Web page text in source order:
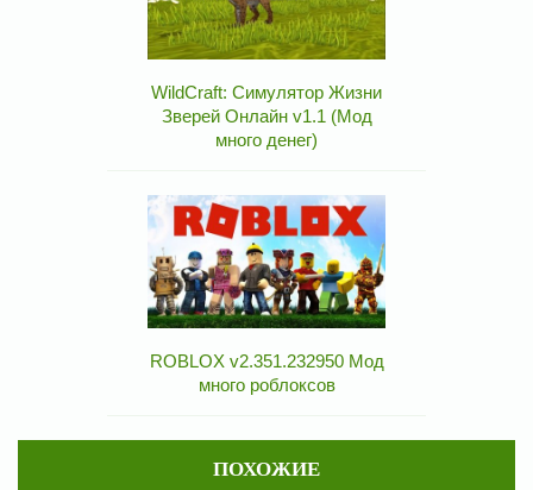
WildCraft: Симулятор Жизни
Зверей Онлайн v1.1 (Мод
много денег)
ROBLOX v2.351.232950 Мод
много роблоксов
ПОХОЖИЕ